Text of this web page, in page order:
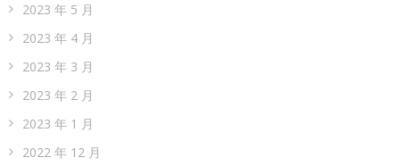
2023 年 5 月
2023 年 4 月
2023 年 3 月
2023 年 2 月
2023 年 1 月
2022 年 12 月